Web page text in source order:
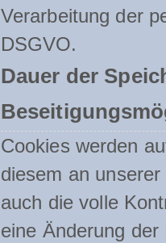
Verarbeitung der
DSGVO.
Dauer der
Cookies werden
diesem an
auch die volle
eine Änderung